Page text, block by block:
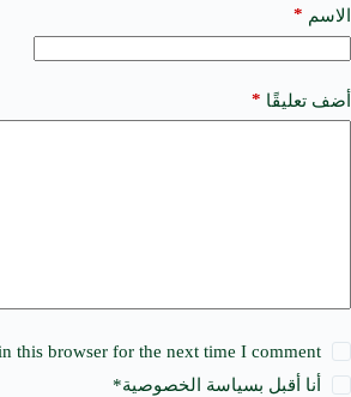
الاسم *
أضف تعليقًا *
this browser for the next time I comment.
أنا أقبل بسياسة الخصوصية*
t
e
a
t